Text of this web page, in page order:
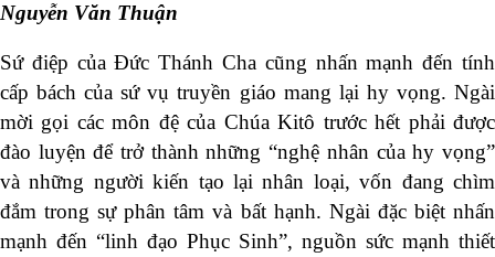
Nguyễn Văn Thuận
Sứ điệp của Đức Thánh Cha cũng nhấn mạnh đến tính
cấp bách của sứ vụ truyền giáo mang lại hy vọng. Ngài
mời gọi các môn đệ của Chúa Kitô trước hết phải được
đào luyện để trở thành những “nghệ nhân của hy vọng”
và những người kiến tạo lại nhân loại, vốn đang chìm
đắm trong sự phân tâm và bất hạnh. Ngài đặc biệt nhấn
mạnh đến “linh đạo Phục Sinh”, nguồn sức mạnh thiết